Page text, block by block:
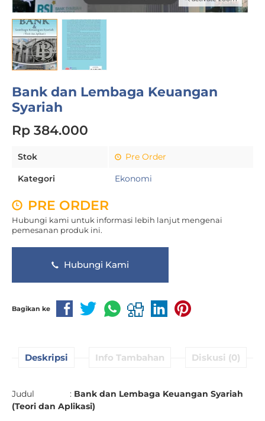
Bank dan Lembaga Keuangan
Syariah
Rp 384.000
Stok Pre Order
Kategori Ekonomi
PRE ORDER
Hubungi kami untuk informasi lebih lanjut mengenai
pemesanan produk ini.
Hubungi Kami
Bagikan ke
Deskripsi Info Tambahan Diskusi (0)
Judul : Bank dan Lembaga Keuangan Syariah
(Teori dan Aplikasi)